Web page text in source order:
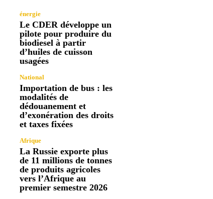
énergie
Le CDER développe un
pilote pour produire du
biodiesel à partir
d’huiles de cuisson
usagées
National
Importation de bus : les
modalités de
dédouanement et
d’exonération des droits
et taxes fixées
Afrique
La Russie exporte plus
de 11 millions de tonnes
de produits agricoles
vers l’Afrique au
premier semestre 2026